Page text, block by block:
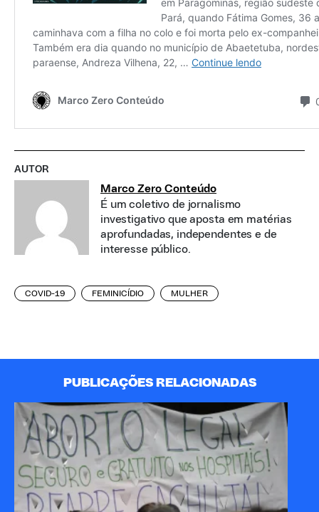
AUTOR
Marco Zero Conteúdo
É um coletivo de jornalismo
investigativo que aposta em matérias
aprofundadas, independentes e de
interesse público.
COVID-19 FEMINICÍDIO MULHER
PUBLICAÇÕES RELACIONADAS